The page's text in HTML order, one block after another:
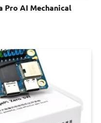
Pro AI Mechanical